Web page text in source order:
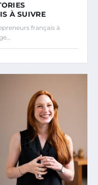
À SUIVRE
français à